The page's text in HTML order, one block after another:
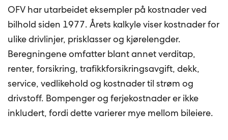
OFV har utarbeidet eksempler på kostnader ved
bilhold siden 1977. Årets kalkyle viser kostnader for
ulike drivlinjer, prisklasser og kjørelengder.
Beregningene omfatter blant annet verditap,
renter, forsikring, trafikkforsikringsavgift, dekk,
service, vedlikehold og kostnader til strøm og
drivstoff. Bompenger og ferjekostnader er ikke
inkludert, fordi dette varierer mye mellom bileiere.